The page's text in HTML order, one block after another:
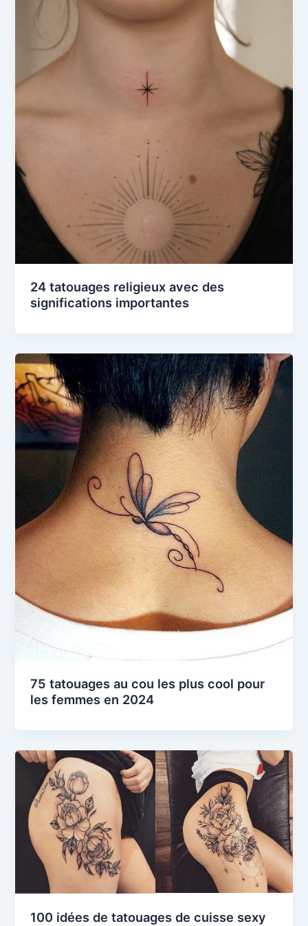
24 tatouages ​​​​religieux avec des
significations importantes
75 tatouages ​​​​au cou les plus cool pour
les femmes en 2024
100 idées de tatouages de cuisse sexy